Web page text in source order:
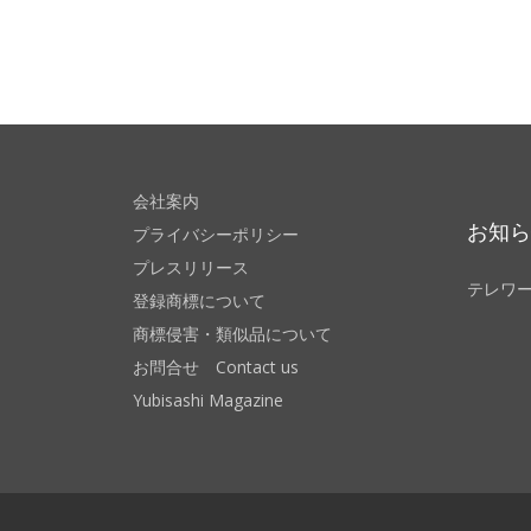
会社案内
プライバシーポリシー
プレスリリース
登録商標について
商標侵害・類似品について
お問合せ Contact us
Yubisashi Magazine
お知
テレワ